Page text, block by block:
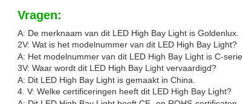
Vragen:
A: De merknaam van dit LED High Bay Light is Goldenlux.
2V: Wat is het modelnummer van dit LED High Bay Light?
A: Het modelnummer van dit LED High Bay Light is C-serie.
3V: Waar wordt dit LED High Bay Light vervaardigd?
A: Dit LED High Bay Light is gemaakt in China.
4. V: Welke certificeringen heeft dit LED High Bay Light?